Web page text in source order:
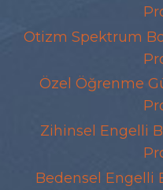
Otizm Spektrum
Özel Öğrenme
Zihinsel Engelli
Bedensel Engelli